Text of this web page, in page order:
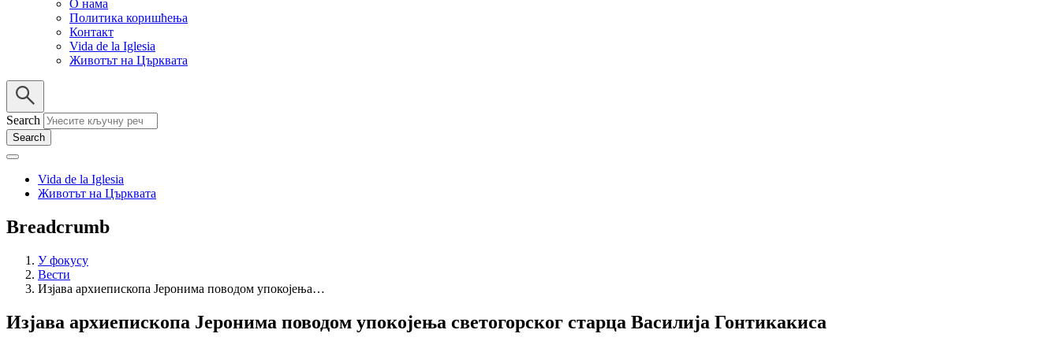
О нама
Политика коришћења
Контакт
Vida de la Iglesia
Животът на Църквата
Search
Vida de la Iglesia
Животът на Църквата
Breadcrumb
У фокусу
Вести
Изјава архиепископа Јеронима поводом упокојења…
Изјава архиепископа Јеронима поводом упокојења светогорског старца Василија Гонтикакиса